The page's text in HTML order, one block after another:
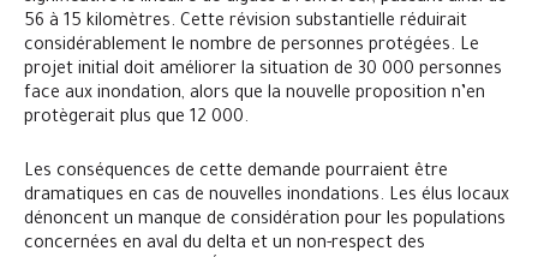
56 à 15 kilomètres. Cette révision substantielle réduirait
considérablement le nombre de personnes protégées. Le
projet initial doit améliorer la situation de 30 000 personnes
face aux inondation, alors que la nouvelle proposition n’en
protègerait plus que 12 000.
Les conséquences de cette demande pourraient être
dramatiques en cas de nouvelles inondations. Les élus locaux
dénoncent un manque de considération pour les populations
concernées en aval du delta et un non-respect des